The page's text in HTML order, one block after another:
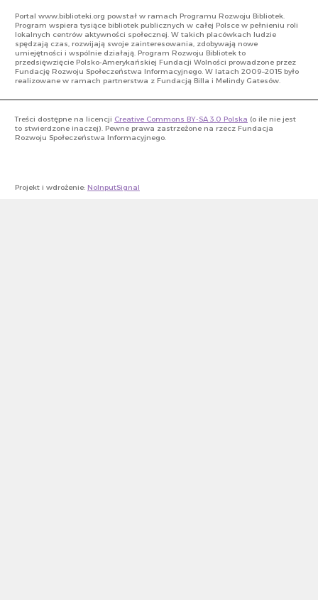
Portal www.biblioteki.org powstał w ramach Programu Rozwoju Bibliotek.
Program wspiera tysiące bibliotek publicznych w całej Polsce w pełnieniu roli
lokalnych centrów aktywności społecznej. W takich placówkach ludzie
spędzają czas, rozwijają swoje zainteresowania, zdobywają nowe
umiejętności i wspólnie działają. Program Rozwoju Bibliotek to
przedsięwzięcie Polsko-Amerykańskiej Fundacji Wolności prowadzone przez
Fundację Rozwoju Społeczeństwa Informacyjnego. W latach 2009–2015 było
realizowane w ramach partnerstwa z Fundacją Billa i Melindy Gatesów.
Treści dostępne na licencji Creative Commons BY-SA 3.0 Polska (o ile nie jest
to stwierdzone inaczej). Pewne prawa zastrzeżone na rzecz Fundacja
Rozwoju Społeczeństwa Informacyjnego.
Projekt i wdrożenie: NoInputSignal